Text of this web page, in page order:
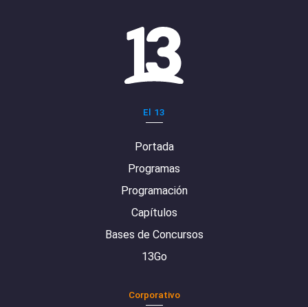
El 13
Portada
Programas
Programación
Capítulos
Bases de Concursos
13Go
Corporativo